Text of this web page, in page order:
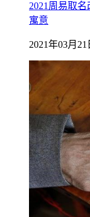
2021周易取
寓意
2021年03月21